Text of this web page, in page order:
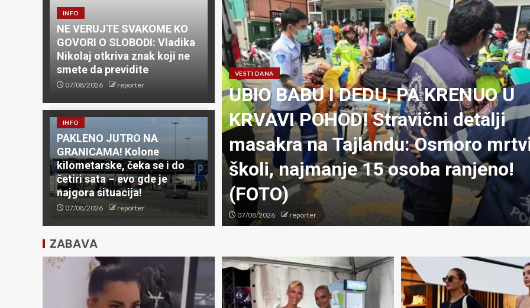
INFO
NE VERUJTE SVAKOME KO
GOVORI O SLOBODI: Vladika
Nikolaj otkriva znak koji ne
smete da previdite
07/08/2026 reporter
INFO
PAKLENO JUTRO NA
GRANICAMA! Kolone
kilometarske, čeka se i do
četiri sata – evo gde je
najgora situacija!
07/08/2026 reporter
Filipine prema
su osetili ljudi u
VESTI DANA
UBIO BABU I DEDU, PA KRENUO U
KRVAVI POHOD! Stravični detalji
masakra na Tajlandu: Osmoro
školi, najmanje 15 osoba ranjeno!
(FOTO)
07/08/2026 reporter
ZABAVA